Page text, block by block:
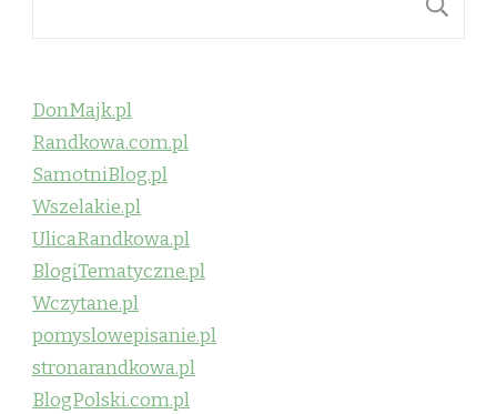
DonMajk.pl
Randkowa.com.pl
SamotniBlog.pl
Wszelakie.pl
UlicaRandkowa.pl
BlogiTematyczne.pl
Wczytane.pl
pomyslowepisanie.pl
stronarandkowa.pl
BlogPolski.com.pl